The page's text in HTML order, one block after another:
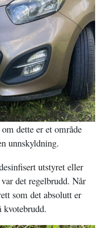
dette er et område
unnskyldning.
utstyret eller
det regelbrudd. Når
som det absolutt er
kvotebrudd.